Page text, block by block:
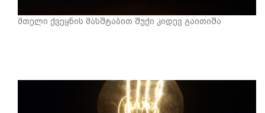
მთელი ქვეყნის მასშტაბით შუქი კიდევ გაითიშა